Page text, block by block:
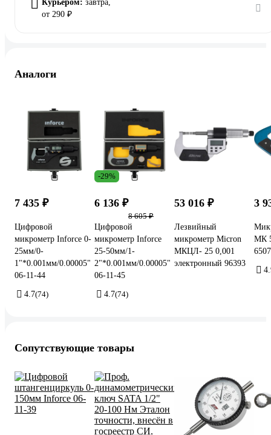
Курьером: завтра,
от 290 ₽
Аналоги
7 435 ₽
Цифровой
микрометр Inforce 0-
25мм/0-
1"*0.001мм/0.00005"
06-11-44
4.7(74)
-29%
6 136 ₽
8 605 ₽
Цифровой
микрометр Inforce
25-50мм/1-
2"*0.001мм/0.00005"
06-11-45
4.7(74)
53 016 ₽
Лезвийный
микрометр Micron
МКЦЛ- 25 0,001
электронный 96393
3
МК
Сопутствующие товары